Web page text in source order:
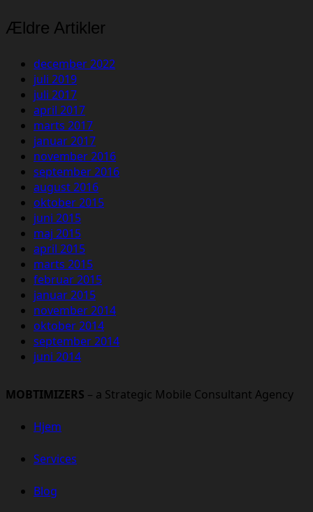
Ældre Artikler
december 2022
juli 2019
juli 2017
april 2017
marts 2017
januar 2017
november 2016
september 2016
august 2016
oktober 2015
juni 2015
maj 2015
april 2015
marts 2015
februar 2015
januar 2015
november 2014
oktober 2014
september 2014
juni 2014
MOBTIMIZERS – a Strategic Mobile Consultant Agency
Hjem
Services
Blog